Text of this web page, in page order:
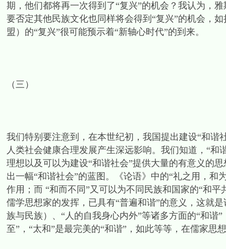
期，他们都将再一次得到了“复兴”的机会？我认为，
要否定其他民族文化也同样将会得到“复兴”的机会，
盟）的“复兴”很可能预示着“新轴心时代”的到来。
（三）
我们特别要注意到，在本世纪初，我国提出建设“和
人类社会健康合理发展产生深远影响。我们知道，“
理想以及可以为建设“和谐社会”提供大量的有意义的
出一幅“和谐社会”的蓝图。《论语》中的“礼之用，和
作用；而 “和而不同”又可以为不同民族和国家的“和
儒学思想家的发挥，已具有“普遍和谐”的意义，这就
族与民族）、“人的自我身心内外”等诸多方面的“和谐
至”，“太和”是最完美的“和谐”，如此等等，在儒家思